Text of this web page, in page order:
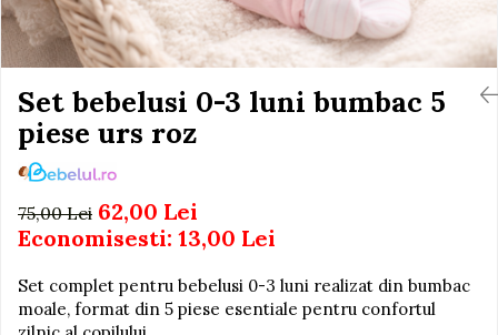
Jucarii de baie
Seturi de frumusete
Caluti balansoar
Interactive, educative si
muzicale
Figurine
Ateliere si unelte
Covorase de dans
Creative
Ingrijire cosmetica mamici
Perioada Alaptarii
Perioada Sarcinii
Pompe de san
Sisteme De Purtare
Set bebelusi 0-3 luni bumbac 5
piese urs roz
75,00 Lei 62,00 Lei
Economisesti: 13,00 Lei
Set complet pentru bebelusi 0-3 luni realizat din bumbac
moale, format din 5 piese esentiale pentru confortul